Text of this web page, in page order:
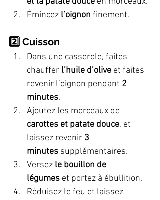
Émincez l’oignon finement.
2️⃣ Cuisson
Dans une casserole, faites
chauffer l’huile d’olive et faites
revenir l’oignon pendant 2
minutes.
Ajoutez les morceaux de
carottes et patate douce, et
laissez revenir 3
minutes supplémentaires.
Versez le bouillon de
légumes et portez à ébullition.
Réduisez le feu et laissez